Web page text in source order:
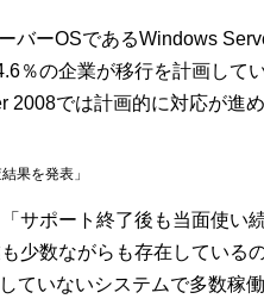
バーOSであるWindows
％の企業が移行を計画して
では計画的に対応が進
果を発表」
サポート終了後も当面使い
少数ながらも存在している
いないシステムで多数稼